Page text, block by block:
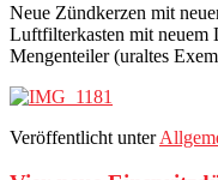
Neue Zündkerzen mit
Luftfilterkasten mit neuem
Mengenteiler (uraltes
Veröffentlicht unter